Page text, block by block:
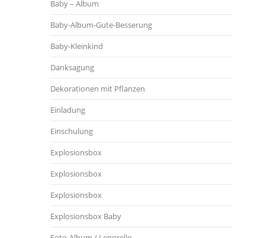
Baby – Album
Baby-Album-Gute-Besserung
Baby-Kleinkind
Danksagung
Dekorationen mit Pflanzen
Einladung
Einschulung
Explosionsbox
Explosionsbox
Explosionsbox
Explosionsbox Baby